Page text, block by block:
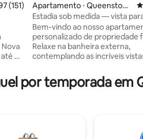
de uma avaliação média de 5, 151
(151)
Nova
o
Apartamento ⋅ Queenstow
n
Estadia sob medida — vista
banho ao ar livre!
Bem-vindo ao nosso
personalizado de propriedade
Relaxe na banheira externa,
contemplando as incríveis
vegetação nativa. Inspirados em nossas
viagens, queríamos que os
minutos a pé - pequena
por temporada em